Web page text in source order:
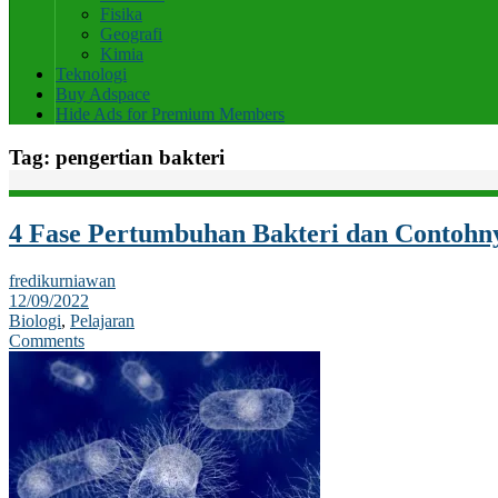
Fisika
Geografi
Kimia
Teknologi
Buy Adspace
Hide Ads for Premium Members
Tag: pengertian bakteri
4 Fase Pertumbuhan Bakteri dan
fredikurniawan
12/09/2022
Biologi, Pelajaran
Comments